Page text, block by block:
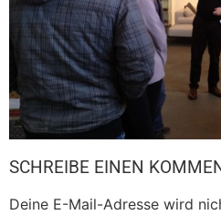
SCHREIBE EINEN
Deine E-Mail-Adresse wird